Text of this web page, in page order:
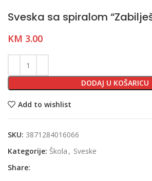
Sveska sa spiralom
KM 3.00
DODAJ U KOŠARICU
Add to wishlist
SKU: 3871284016066
Kategorije: Škola , Sveske
Share: